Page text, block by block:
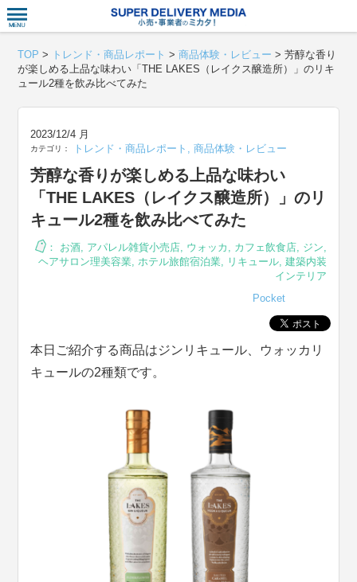
TOP > トレンド・商品レポート >商品体験・レビュー >芳醇な香り
が楽しめる上品な味わい「THE LAKES（レイクス醸造所）」のリキ
ュール2種を飲み比べてみた
2023/12/4 月
カテゴリ： トレンド・商品レポート ,商品体験・レビュー
芳醇な香りが楽しめる上品な味わい
「THE LAKES（レイクス醸造所）」のリ
キュール2種を飲み比べてみた
： お酒, アパレル雑貨小売店, ウォッカ , カフェ飲食店, ジン,
ヘアサロン理美容業, ホテル旅館宿泊業, リキュール, 建築内装
インテリア
Pocket
本日ご紹介する商品はジンリキュール、ウォッカリ
キュールの2種類です。